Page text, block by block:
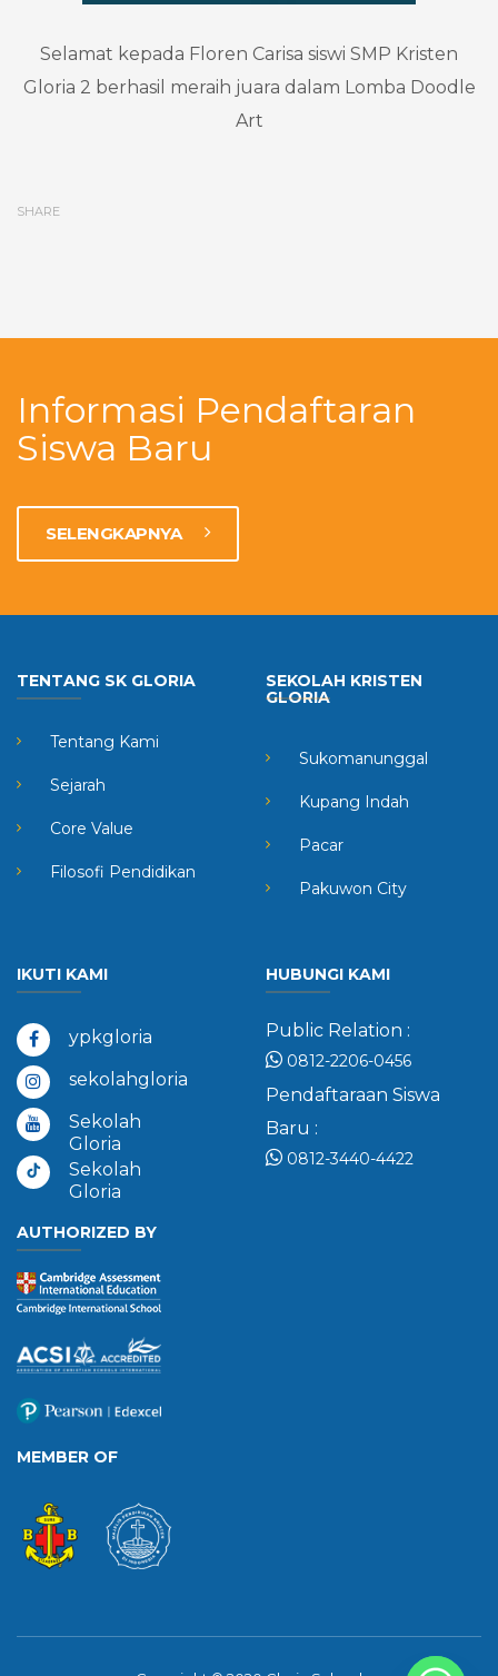
Selamat kepada Floren Carisa siswi SMP Kristen
Gloria 2 berhasil meraih juara dalam Lomba Doodle
Art
SHARE
Informasi Pendaftaran
Siswa Baru
SELENGKAPNYA
TENTANG SK GLORIA
Tentang Kami
Sejarah
Core Value
Filosofi Pendidikan
SEKOLAH KRISTEN
GLORIA
Sukomanunggal
Kupang Indah
Pacar
Pakuwon City
IKUTI KAMI
ypkgloria
sekolahgloria
Sekolah
Gloria
Sekolah
Gloria
HUBUNGI KAMI
Public Relation :
0812-2206-0456
Pendaftaraan Siswa
Baru :
0812-3440-4422
AUTHORIZED BY
MEMBER OF